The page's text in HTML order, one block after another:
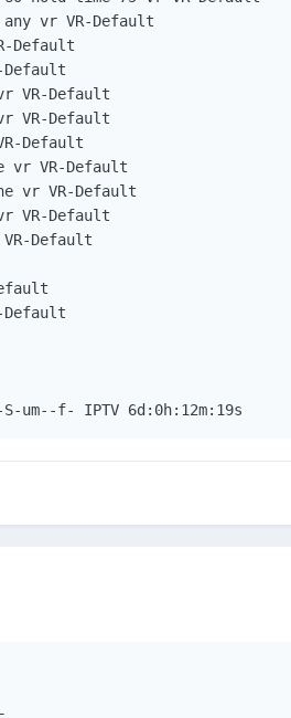
vr VR-Default
Default
VR-Default
VR-Default
Default
vr VR-Default
vr VR-Default
VR-Default
Default
Default